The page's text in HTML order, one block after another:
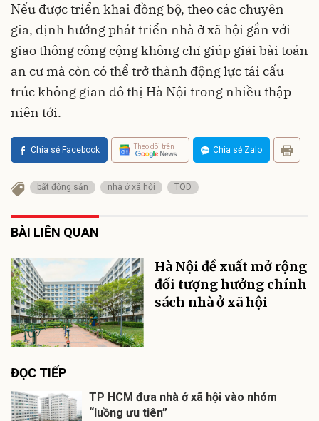
Nếu được triển khai đồng bộ, theo các chuyên
gia, định hướng phát triển nhà ở xã hội gắn với
giao thông công cộng không chỉ giúp giải bài toán
an cư mà còn có thể trở thành động lực tái cấu
trúc không gian đô thị Hà Nội trong nhiều thập
niên tới.
Chia sẻ Facebook Theo dõi trên Chia sẻ Zalo
bất động sản nhà ở xã hội TOD
BÀI LIÊN QUAN
Hà Nội đề xuất mở rộng
đối tượng hưởng chính
sách nhà ở xã hội
ĐỌC TIẾP
TP HCM đưa nhà ở xã hội vào nhóm
“luồng ưu tiên”